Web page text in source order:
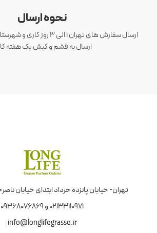
نحوه ارسال
ارسال به قشم و کیش یک هفته
تهران- خیابان پانزده خرداد ابتدای خیابان
02133110971 و 09368076869
info@longlifegrasse.ir